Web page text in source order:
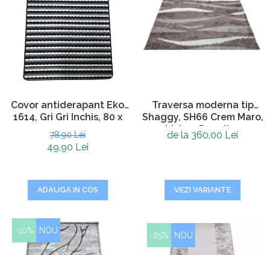
Covor antiderapant Eko
1614, Gri Gri Inchis, 80 x
120 cm
78,90 Lei
49,90 Lei
ADAUGA IN COS
Traversa moderna tip
Shaggy, SH66 Crem Maro,
Living, Dormitor
de la 360,00 Lei
VEZI VARIANTE
-10% NOU -25% NOU